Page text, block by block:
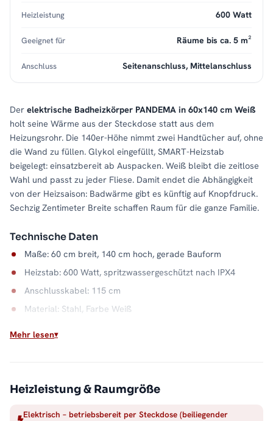
Der elektrische Badheizkörper PANDEMA in 60x140 cm Weiß
holt seine Wärme aus der Steckdose statt aus dem
Heizungsrohr. Die 140er-Höhe nimmt zwei Handtücher auf, ohne
die Wand zu füllen. Glykol eingefüllt, SMART-Heizstab
beigelegt: einsatzbereit ab Auspacken. Weiß bleibt die zeitlose
Wahl und passt zu jeder Fliese. Damit endet die Abhängigkeit
von der Heizsaison: Badwärme gibt es künftig auf Knopfdruck.
Sechzig Zentimeter Breite schaffen Raum für die ganze Familie.
Technische Daten
Maße: 60 cm breit, 140 cm hoch, gerade Bauform
Heizstab: 600 Watt, spritzwassergeschützt nach IPX4
Anschlusskabel: 115 cm
Material: Stahl, Farbe Weiß
Wärme, wann Sie wollen
wie im Januar. Der Stahlkorpus in Weiß verteilt die Wärme
dabei gleichmäßig über die gesamte Fläche. Alle Größen und
Ausführungen finden Sie in der KategorieHandtuchheizkörper
Heizleistung 600 Watt
Geeignet für Räume bis ca. 5 m²
Anschluss Seitenanschluss, Mittelanschluss
Mehr lesen
Heizleistung & Raumgröße
Elektrisch – betriebsbereit per Steckdose (beiliegender